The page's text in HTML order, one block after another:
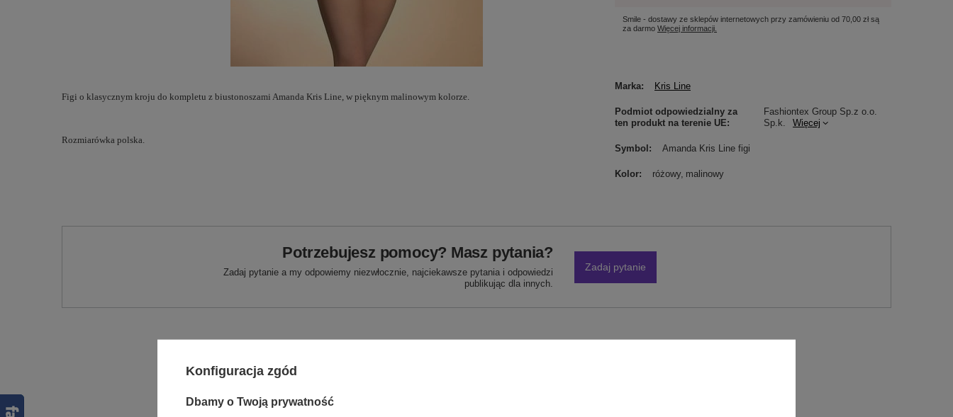
Smile - dostawy ze sklepów internetowych przy zamówieniu od70,00 złsą
za darmoWięcej informacji.
Figi o klasycznym kroju do kompletu z biustonoszami Amanda Kris Line, w pięknym malinowym kolorze.
Rozmiarówka polska.
Marka Kris Line
Podmiot odpowiedzialny za
ten produkt na terenie UE
Fashiontex Group Sp.z o.o.
Sp.k.
Więcej
Symbol Amanda Kris Line figi
Kolor różowy malinowy
Potrzebujesz pomocy? Masz pytania?
Zadaj pytanie a my odpowiemy niezwłocznie, najciekawsze pytania i odpowiedzi
publikując dla innych.
Zadaj pytanie
Konfiguracja zgód
Dbamy o Twoją prywatność